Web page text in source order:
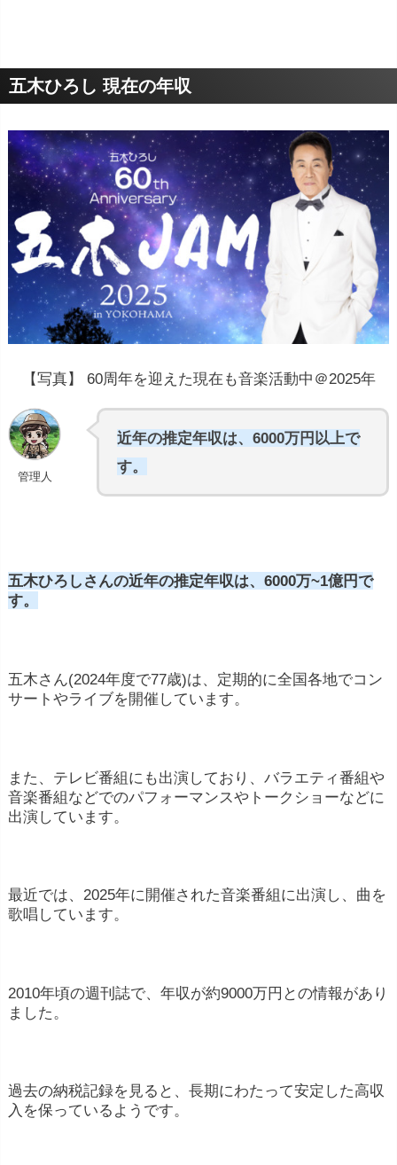
五木ひろし 現在の年収
【写真】 60周年を迎えた現在も音楽活動中＠2025年
管理人
近年の推定年収は、6000万円以上で
す。
五木ひろしさんの近年の推定年収は、6000万~1億円で
す。
五木さん(2024年度で77歳)は、定期的に全国各地でコン
サートやライブを開催しています。
また、テレビ番組にも出演しており、バラエティ番組や
音楽番組などでのパフォーマンスやトークショーなどに
出演しています。
最近では、2025年に開催された音楽番組に出演し、曲を
歌唱しています。
2010年頃の週刊誌で、年収が約9000万円との情報があり
ました。
過去の納税記録を見ると、長期にわたって安定した高収
入を保っているようです。